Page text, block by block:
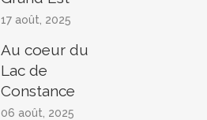
17 août, 2025
Au coeur du
Lac de
Constance
06 août, 2025